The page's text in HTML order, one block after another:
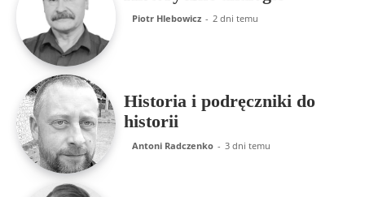
Piotr Hlebowicz - 2 dni temu
Historia i podręczniki do
historii
Antoni Radczenko - 3 dni temu